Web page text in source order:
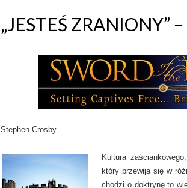
„JESTEŚ ZRANIONY”
Stephen Crosby
Kultura
który przewija się w
chodzi o doktrynę to